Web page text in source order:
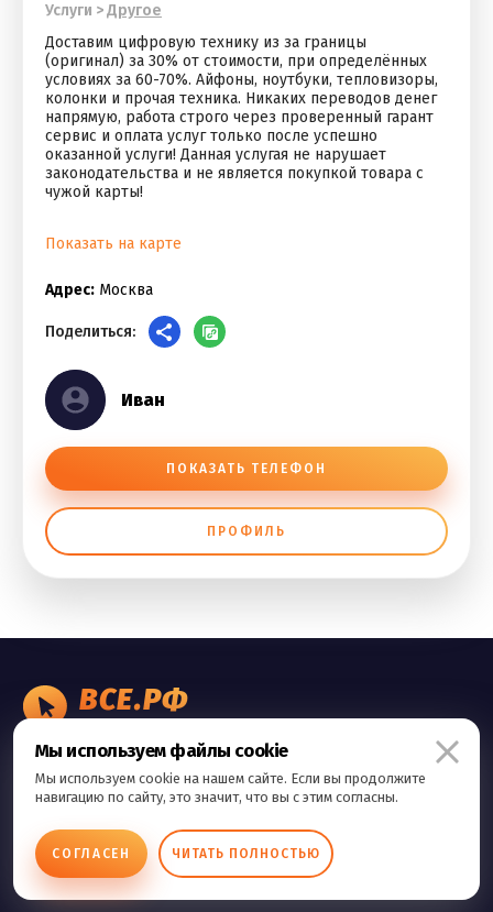
Услуги >Другое
Доставим цифровую технику из за границы
(оригинал) за 30% от стоимости, при определённых
условиях за 60-70%. Айфоны, ноутбуки, тепловизоры,
колонки и прочая техника. Никаких переводов денег
напрямую, работа строго через проверенный гарант
сервис и оплата услуг только после успешно
оказанной услуги! Данная услугая не нарушает
законодательства и не является покупкой товара с
чужой карты!
Показать на карте
Адрес: Москва
Поделиться:
Иван
ПОКАЗАТЬ ТЕЛЕФОН
ПРОФИЛЬ
ВСЕ.РФ
Copyright © 2026 Все.Рф Все права защищены
Правила сервиса
Политика конфиденциальности
Мы используем файлы cookie
Мы используем cookie на нашем сайте. Если вы продолжите
навигацию по сайту, это значит, что вы с этим согласны.
СОГЛАСЕН ЧИТАТЬ ПОЛНОСТЬЮ